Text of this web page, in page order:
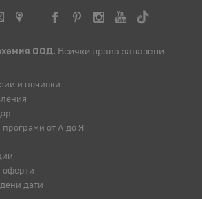
ООД. Всички права запазени.
и почивки
програми от А до Я
оферти
дати